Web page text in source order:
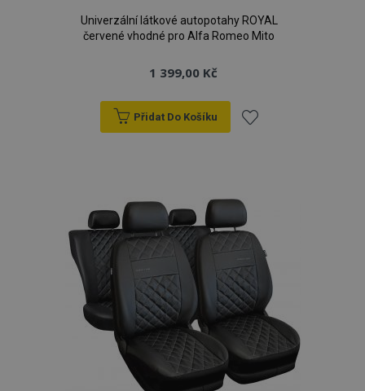
Univerzální látkové autopotahy ROYAL
červené vhodné pro Alfa Romeo Mito
1 399,00 Kč
Přidat Do Košíku
oblíbeným